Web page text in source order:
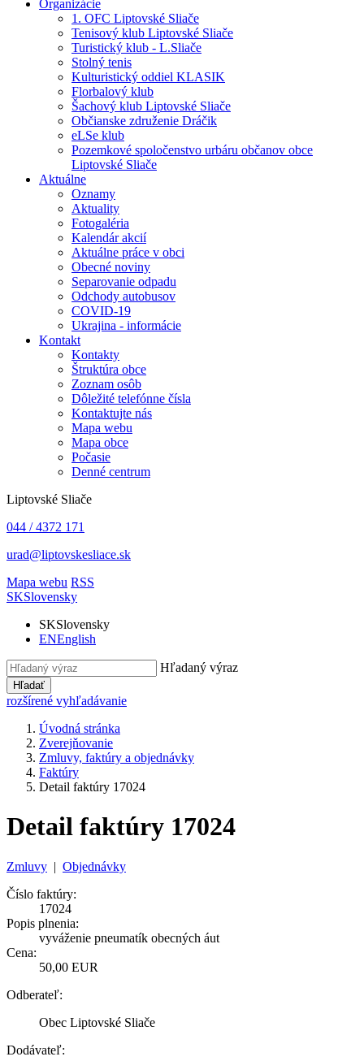
Organizácie
1. OFC Liptovské Sliače
Tenisový klub Liptovské Sliače
Turistický klub - L.Sliače
Stolný tenis
Kulturistický oddiel KLASIK
Florbalový klub
Šachový klub Liptovské Sliače
Občianske združenie Dráčik
eLSe klub
Pozemkové spoločenstvo urbáru občanov obce
Liptovské Sliače
Aktuálne
Oznamy
Aktuality
Fotogaléria
Kalendár akcií
Aktuálne práce v obci
Obecné noviny
Separovanie odpadu
Odchody autobusov
COVID-19
Ukrajina - informácie
Kontakt
Kontakty
Štruktúra obce
Zoznam osôb
Dôležité telefónne čísla
Kontaktujte nás
Mapa webu
Mapa obce
Počasie
Denné centrum
Liptovské Sliače
044 / 4372 171
urad@liptovskesliace.sk
Mapa webu RSS
SKSlovensky
SKSlovensky
ENEnglish
Hľadaný výraz
Hľadať
rozšírené vyhľadávanie
Úvodná stránka
Zverejňovanie
Zmluvy, faktúry a objednávky
Faktúry
Detail faktúry 17024
Detail faktúry 17024
Zmluvy | Objednávky
Číslo faktúry:
17024
Popis plnenia:
vyváženie pneumatík obecných áut
Cena:
50,00 EUR
Odberateľ:
Obec Liptovské Sliače
Dodávateľ: